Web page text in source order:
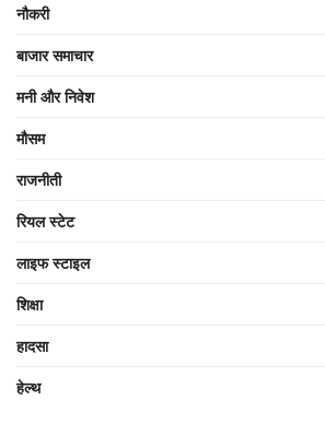
नौकरी
बाजार समाचार
मनी और निवेश
मौसम
राजनीती
रियल स्टेट
लाइफ स्टाइल
शिक्षा
हादसा
हेल्थ